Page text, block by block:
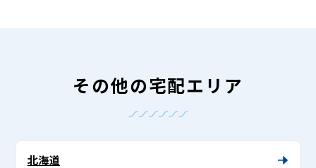
その他の宅配エリア
北海道